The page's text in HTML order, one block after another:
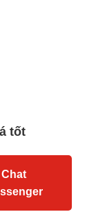
tốt
Chat